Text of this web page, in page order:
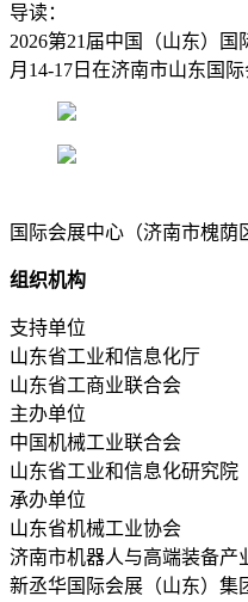
导读：
2026第21届中国（山东）
月14-17日在济南市山东国
2026年3月
国际会展中心（济南市槐荫
组织机构
支持单位
山东省工业和信息化厅
山东省工商业联合会
主办单位
中国机械工业联合会
山东省工业和信息化研究院
承办单位
山东省机械工业协会
济南市机器人与高端装备产
新丞华国际会展（山东）集